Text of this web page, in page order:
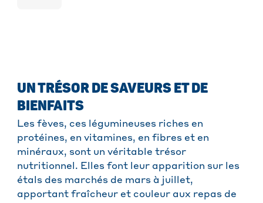
UN TRÉSOR DE SAVEURS ET DE
BIENFAITS
Les fèves, ces légumineuses riches en
protéines, en vitamines, en fibres et en
minéraux, sont un véritable trésor
nutritionnel. Elles font leur apparition sur les
étals des marchés de mars à juillet,
apportant fraîcheur et couleur aux repas de